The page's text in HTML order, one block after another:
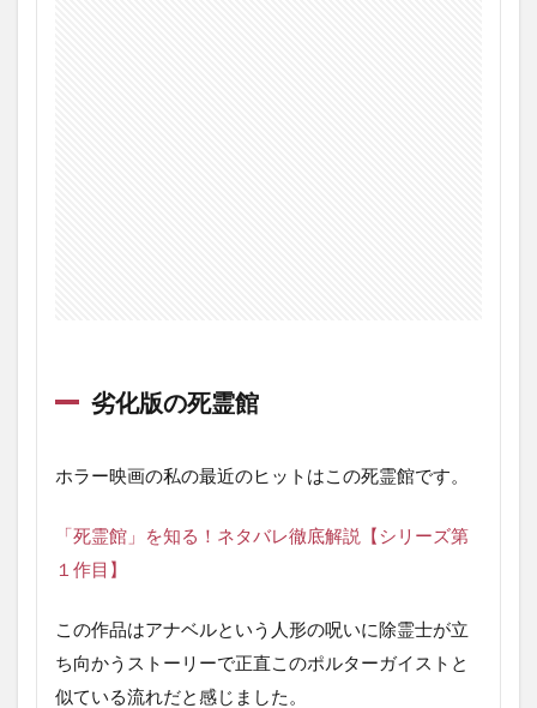
劣化版の死霊館
ホラー映画の私の最近のヒットはこの死霊館です。
「死霊館」を知る！ネタバレ徹底解説【シリーズ第
１作目】
この作品はアナベルという人形の呪いに除霊士が立
ち向かうストーリーで正直このポルターガイストと
似ている流れだと感じました。